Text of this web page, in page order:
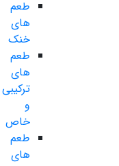
طعم
های
خنک
طعم
های
ترکیبی
و
خاص
طعم
های